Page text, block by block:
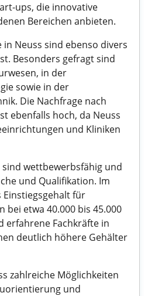
ups, die innovative
Bereichen anbieten.
Neuss sind ebenso divers
Besonders gefragt sind
in der
sowie in der
Die Nachfrage nach
ebenfalls hoch, da Neuss
und Kliniken
wettbewerbsfähig und
und Qualifikation. Im
für
bei etwa 40.000 bis 45.000
erfahrene Fachkräfte in
deutlich höhere Gehälter
zahlreiche Möglichkeiten
und